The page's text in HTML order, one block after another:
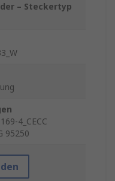
– Steckertyp
4_CECC
95250